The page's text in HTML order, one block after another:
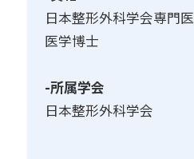
日本整形外科学会専門医
医学博士
-所属学会
日本整形外科学会